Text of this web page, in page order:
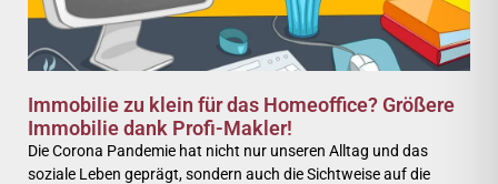
Immobilie zu klein für das Homeoffice? Größere
Immobilie dank Profi-Makler!
Die Corona Pandemie hat nicht nur unseren Alltag und das
soziale Leben geprägt, sondern auch die Sichtweise auf die